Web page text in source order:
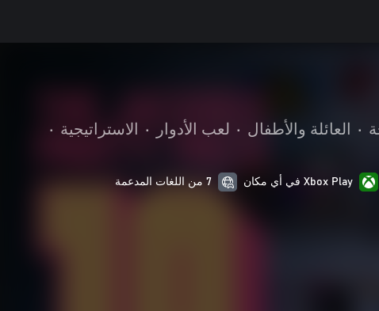
• العائلة والأطفال • لعب الأدوار • الاستراتيجية •
Xbox Play في أي مكان 7 من اللغات المدعمة